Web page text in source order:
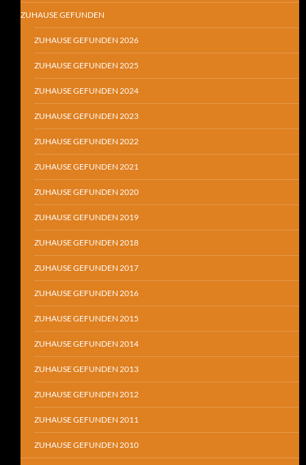
ZUHAUSE GEFUNDEN
ZUHAUSE GEFUNDEN 2026
ZUHAUSE GEFUNDEN 2025
ZUHAUSE GEFUNDEN 2024
ZUHAUSE GEFUNDEN 2023
ZUHAUSE GEFUNDEN 2022
ZUHAUSE GEFUNDEN 2021
ZUHAUSE GEFUNDEN 2020
ZUHAUSE GEFUNDEN 2019
ZUHAUSE GEFUNDEN 2018
ZUHAUSE GEFUNDEN 2017
ZUHAUSE GEFUNDEN 2016
ZUHAUSE GEFUNDEN 2015
ZUHAUSE GEFUNDEN 2014
ZUHAUSE GEFUNDEN 2013
ZUHAUSE GEFUNDEN 2012
ZUHAUSE GEFUNDEN 2011
ZUHAUSE GEFUNDEN 2010